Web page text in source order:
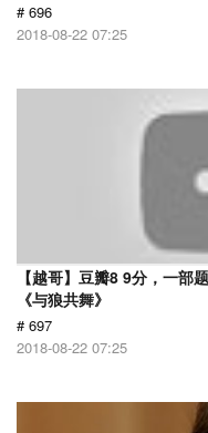
# 696
2018-08-22 07:25
【越哥】豆瓣8 9分，一部
《与狼共舞》
# 697
2018-08-22 07:25